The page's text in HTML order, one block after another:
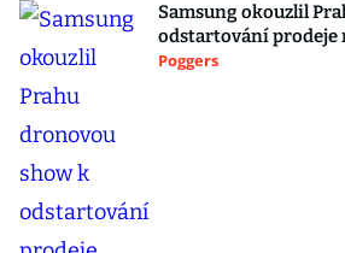
Samsung okouzlil
odstartování prodeje
Poggers